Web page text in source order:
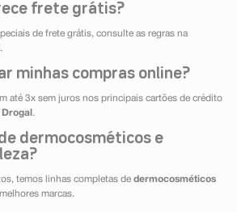
frete grátis?
de frete grátis, consulte as regras na
minhas compras online?
até 3x sem juros nos principais cartões de crédito
.
dermocosméticos e
temos linhas completas de dermocosméticos
marcas.